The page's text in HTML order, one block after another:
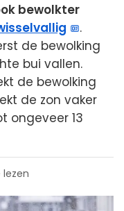
bewolkter
.
de bewolking
bui vallen.
de bewolking
de zon vaker
ongeveer 13